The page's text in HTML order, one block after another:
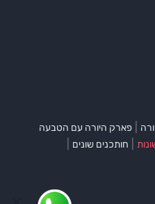
פארק היורה עם הטבעה
חותכנים שונים